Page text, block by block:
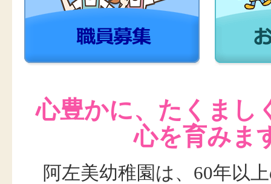
心豊かに、たくまし
心を育みま
阿左美幼稚園は、60年以